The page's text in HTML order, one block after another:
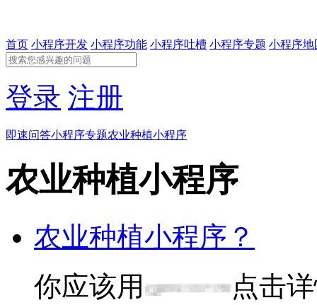
首页 小程序开发 小程序功能 小程序吐槽 小程序专题 小程序地
登录 注册
即速问答小程序专题农业种植小程序
农业种植小程序
农业种植小程序？
你应该用
点击